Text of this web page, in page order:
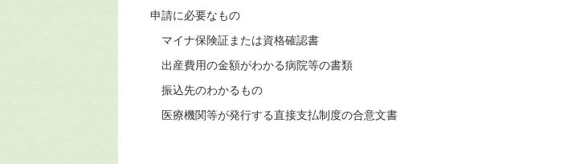
申請に必要なもの
マイナ保険証または資格確認書
出産費用の金額がわかる病院等の書類
振込先のわかるもの
医療機関等が発行する直接支払制度の合意文書